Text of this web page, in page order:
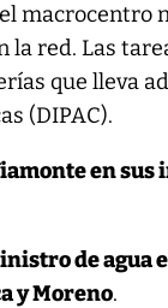
macrocentro
la red. Las
que lleva
(DIPAC).
en sus
de agua
y Moreno.